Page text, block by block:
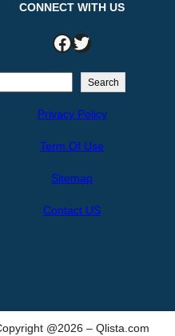
CONNECT WITH US
Facebook Twitter
Search
Privacy Policy
Term Of Use
Sitemap
Contact US
@2026 – Qlista.com